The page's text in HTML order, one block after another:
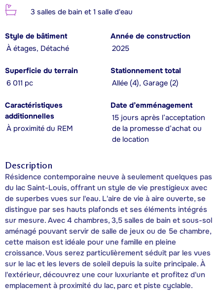
3 salles de bain et 1 salle d'eau
Style de bâtiment
À étages, Détaché
Année de construction
2025
Superficie du terrain
6 011 pc
Stationnement total
Allée (4), Garage (2)
Caractéristiques
additionnelles
À proximité du REM
Date d’emménagement
15 jours après l’acceptation
de la promesse d’achat ou
de location
Description
Résidence contemporaine neuve à seulement quelques pas
du lac Saint-Louis, offrant un style de vie prestigieux avec
de superbes vues sur l'eau. L'aire de vie à aire ouverte, se
distingue par ses hauts plafonds et ses éléments intégrés
sur mesure. Avec 4 chambres, 3,5 salles de bain et sous-sol
aménagé pouvant servir de salle de jeux ou de 5e chambre,
cette maison est idéale pour une famille en pleine
croissance. Vous serez particulièrement séduit par les vues
sur le lac et les levers de soleil depuis la suite principale. À
l'extérieur, découvrez une cour luxuriante et profitez d'un
emplacement à proximité du lac, parc et piste cyclable.